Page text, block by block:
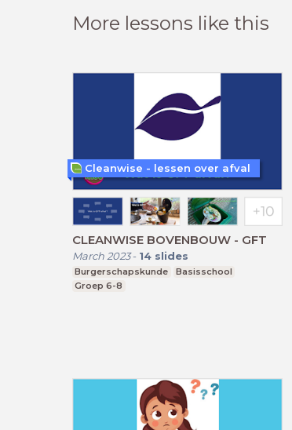
More lessons like this
CLEANWISE BOVENBOUW - GFT
March 2023- 14 slides
Burgerschapskunde
Basisschool
Groep 6-8
Cleanwise - lessen over afval